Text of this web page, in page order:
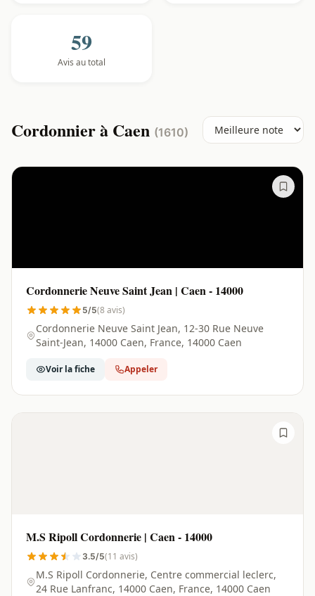
59
Avis au total
Cordonnier à Caen (1610)
Cordonnerie Neuve Saint Jean | Caen - 14000
5/5(8 avis)
Cordonnerie Neuve Saint Jean, 12-30 Rue Neuve
Saint-Jean, 14000 Caen, France, 14000 Caen
Voir la fiche Appeler
M.S Ripoll Cordonnerie | Caen - 14000
3.5/5(11 avis)
M.S Ripoll Cordonnerie, Centre commercial leclerc,
24 Rue Lanfranc, 14000 Caen, France, 14000 Caen